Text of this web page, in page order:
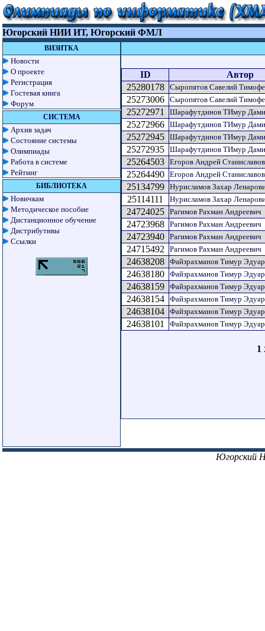
Югорский НИИ ИТ, Югорский ФМЛ
ВИЗИТКА
Новости
О проекте
Регистрация
Гостевая книга
Форум
СИСТЕМА
Архив задач
Состояние системы
Олимпиады
Работа в системе
Рейтинг
БИБЛИОТЕКА
Новичкам
Методическое пособие
Дистанционное обучение
Дистрибутивы
Ссылки
ID
Автор
25280178
Сыропятов Савелий
25273006 Сыропятов Савелий
25272971 Шарафутдинов ТИмур
25272966 Шарафутдинов ТИмур
25272945 Шарафутдинов ТИмур
25272935 Шарафутдинов ТИмур
25264503 Егоров Андрей
25264490 Егоров Андрей
25134799 Нурисламов Захар
25114111 Нурисламов Захар
24724025 Рагимов Рахман Андреевич
24723968 Рагимов Рахман Андреевич
24723940 Рагимов Рахман Андреевич
24715492 Рагимов Рахман Андреевич
24638208 Файзрахманов Тимур
24638180 Файзрахманов Тимур
24638159 Файзрахманов Тимур
24638154 Файзрахманов Тимур
24638104 Файзрахманов Тимур
24638101 Файзрахманов Тимур
1
Югорский